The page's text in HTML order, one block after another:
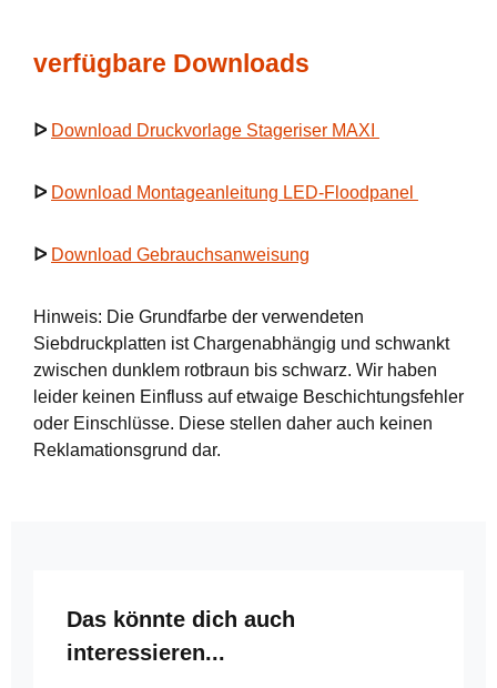
verfügbare Downloads
ᐅ Download Druckvorlage Stageriser MAXI
ᐅ Download Montageanleitung LED-Floodpanel
ᐅ Download Gebrauchsanweisung
Hinweis: Die Grundfarbe der verwendeten
Siebdruckplatten ist Chargenabhängig und schwankt
zwischen dunklem rotbraun bis schwarz. Wir haben
leider keinen Einfluss auf etwaige Beschichtungsfehler
oder Einschlüsse. Diese stellen daher auch keinen
Reklamationsgrund dar.
Produktgalerie überspringen
Das könnte dich auch
interessieren...